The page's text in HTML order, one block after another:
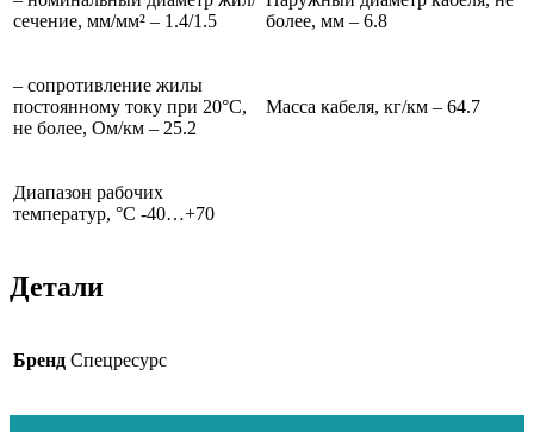
сечение, мм/мм² – 1.4/1.5
более, мм – 6.8
– сопротивление жилы
постоянному току при 20°С,
не более, Ом/км – 25.2
Масса кабеля, кг/км – 64.7
Диапазон рабочих
температур, °С -40…+70
Детали
Бренд Спецресурс